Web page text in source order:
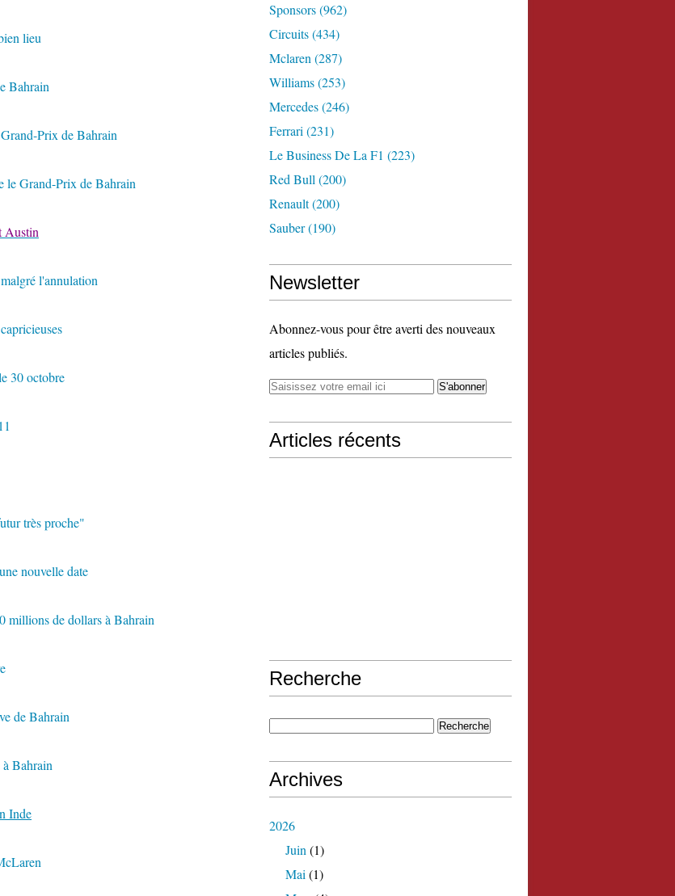
lieu
Bahrain
Prix de Bahrain
le Grand-Prix de Bahrain
Austin
l'annulation
30 octobre
très proche"
nouvelle date
millions de dollars à Bahrain
de Bahrain
Bahrain
Inde
Sponsors(962)
Circuits(434)
Mclaren (287)
Williams(253)
Mercedes(246)
Ferrari (231)
Le Business De La F1 (223)
Red Bull (200)
Renault(200)
Sauber(190)
Newsletter
Abonnez-vous pour être averti des nouveaux
articles publiés.
Articles récents
Recherche
Archives
2026
Juin (1)
Mai (1)